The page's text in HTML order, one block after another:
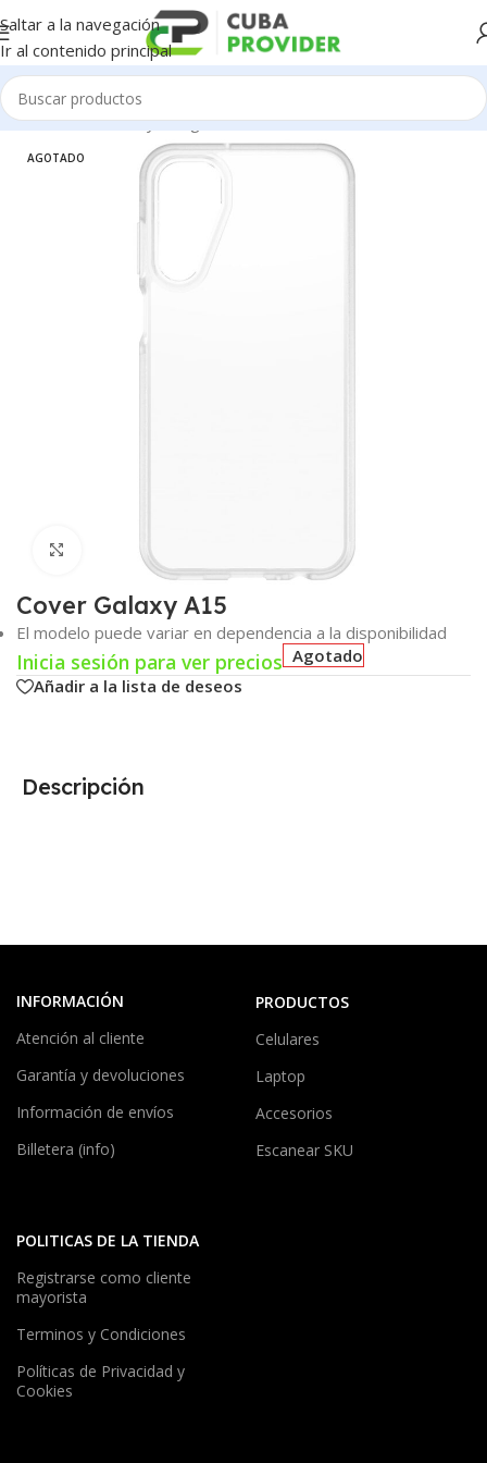
Saltar a la navegación
Ir al contenido principal
Inicio/Accesorios y Gadgets/Forros de Celulares
AGOTADO
Click para agrandar
Cover Galaxy A15
El modelo puede variar en dependencia a la disponibilidad
Inicia sesión para ver precios Agotado
Añadir a la lista de deseos
Descripción
INFORMACIÓN
Atención al cliente
Garantía y devoluciones
Información de envíos
Billetera (info)
PRODUCTOS
Celulares
Laptop
Accesorios
Escanear SKU
POLITICAS DE LA TIENDA
Registrarse como cliente
mayorista
Terminos y Condiciones
Políticas de Privacidad y
Cookies